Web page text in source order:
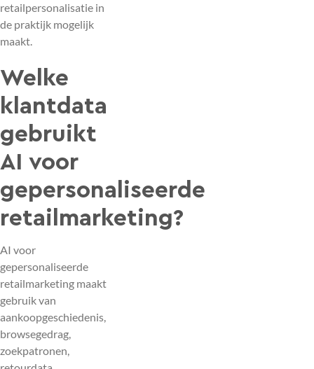
retailpersonalisatie in
de praktijk mogelijk
maakt.
Welke
klantdata
gebruikt
AI voor
gepersonaliseerde
retailmarketing?
AI voor
gepersonaliseerde
retailmarketing maakt
gebruik van
aankoopgeschiedenis,
browsegedrag,
zoekpatronen,